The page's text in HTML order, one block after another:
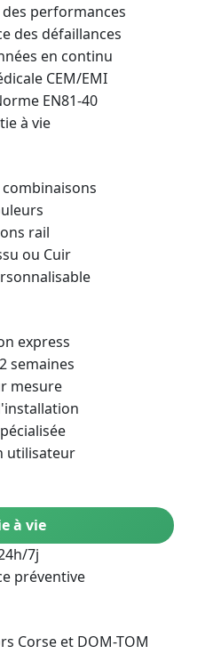
performances
des défaillances
en continu
CEM/EMI
EN81-40
à vie
rail
ou Cuir
express
semaines
mesure
utilisateur
à vie
7j
préventive
Corse et DOM-TOM